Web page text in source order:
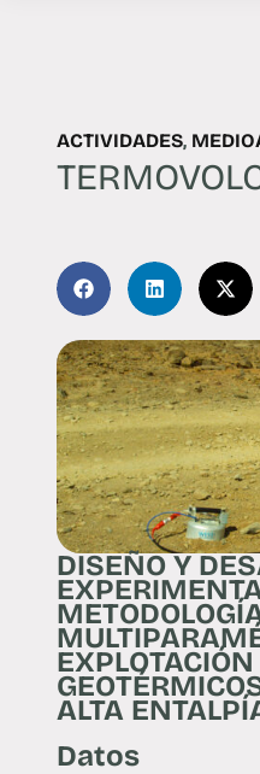
ACTIVIDADES,
DISEÑO Y
ALTA
Datos